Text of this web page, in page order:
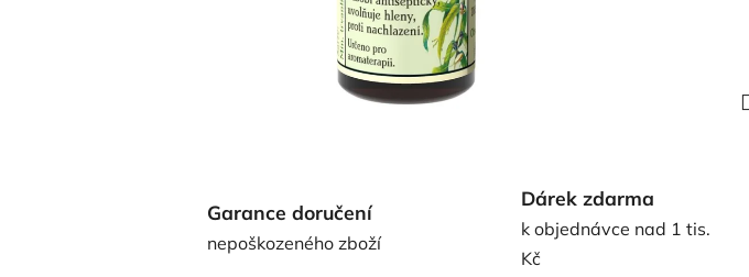
Garance doručení
nepoškozeného zboží
Dárek zdarma
k objednávce nad 1 tis.
Kč